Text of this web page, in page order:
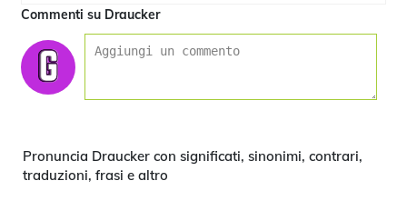
Commenti su Draucker
Pronuncia Draucker con significati, sinonimi, contrari,
traduzioni, frasi e altro